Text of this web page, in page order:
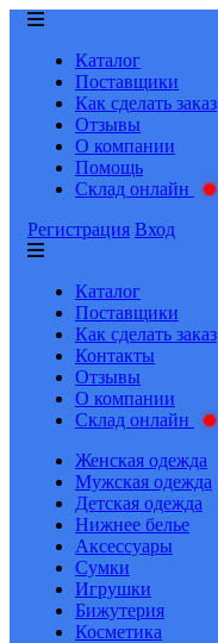
Каталог
Поставщики
Как сделать заказ
Отзывы
О компании
Помощь
Склад онлайн
Регистрация Вход
Каталог
Поставщики
Как сделать заказ
Контакты
Отзывы
О компании
Склад онлайн
Женская одежда
Мужская одежда
Детская одежда
Нижнее белье
Аксессуары
Сумки
Игрушки
Бижутерия
Косметика